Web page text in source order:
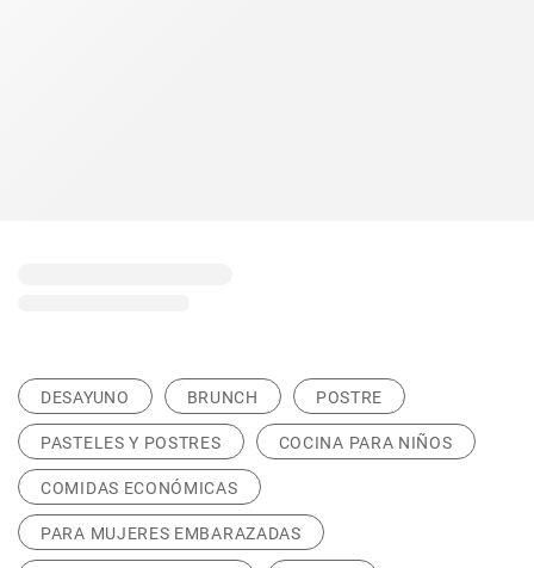
DESAYUNO BRUNCH POSTRE
PASTELES Y POSTRES COCINA PARA NIÑOS
COMIDAS ECONÓMICAS
PARA MUJERES EMBARAZADAS